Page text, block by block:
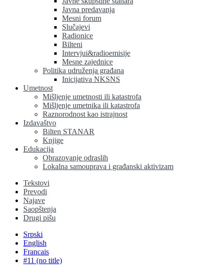
Javna predavanja
Mesni forum
Slučajevi
Radionice
Bilteni
Intervjui&radioemisije
Mesne zajednice
Politika udruženja građana
Inicijativa NKSNS
Umetnost
Mišljenje umetnosti ili katastrofa
Mišljenje umetnika ili katastrofa
Raznorodnost kao istrajnost
Izdavaštvo
Bilten STANAR
Knjige
Edukacija
Obrazovanje odraslih
Lokalna samouprava i građanski aktivizam
Tekstovi
Prevodi
Najave
Saopštenja
Drugi pišu
Srpski
English
Francais
#11 (no title)